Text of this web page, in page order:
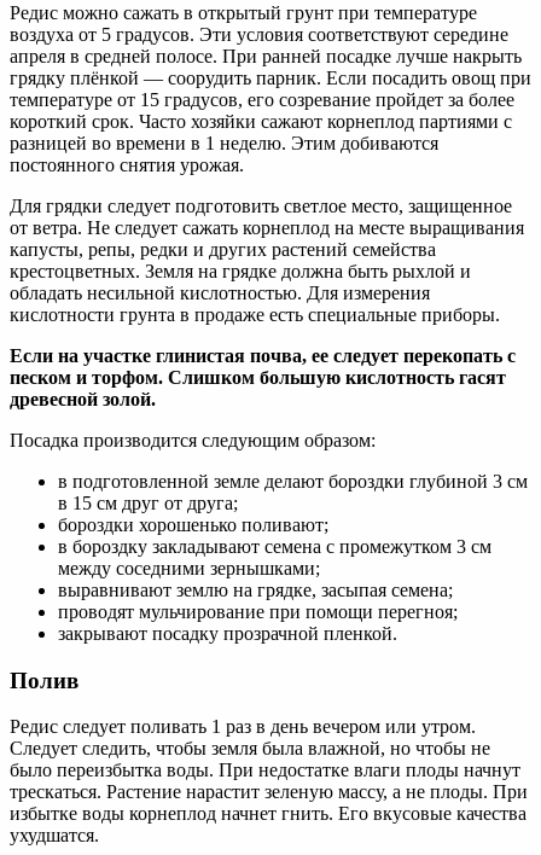
Редис можно сажать в открытый грунт при температуре
воздуха от 5 градусов. Эти условия соответствуют середине
апреля в средней полосе. При ранней посадке лучше накрыть
грядку плёнкой — соорудить парник. Если посадить овощ при
температуре от 15 градусов, его созревание пройдет за более
короткий срок. Часто хозяйки сажают корнеплод партиями с
разницей во времени в 1 неделю. Этим добиваются
постоянного снятия урожая.
Для грядки следует подготовить светлое место, защищенное
от ветра. Не следует сажать корнеплод на месте выращивания
капусты, репы, редки и других растений семейства
крестоцветных. Земля на грядке должна быть рыхлой и
обладать несильной кислотностью. Для измерения
кислотности грунта в продаже есть специальные приборы.
Если на участке глинистая почва, ее следует перекопать с
песком и торфом. Слишком большую кислотность гасят
древесной золой.
Посадка производится следующим образом:
в подготовленной земле делают бороздки глубиной 3 см
в 15 см друг от друга;
бороздки хорошенько поливают;
в бороздку закладывают семена с промежутком 3 см
между соседними зернышками;
выравнивают землю на грядке, засыпая семена;
проводят мульчирование при помощи перегноя;
закрывают посадку прозрачной пленкой.
Полив
Редис следует поливать 1 раз в день вечером или утром.
Следует следить, чтобы земля была влажной, но чтобы не
было переизбытка воды. При недостатке влаги плоды начнут
трескаться. Растение нарастит зеленую массу, а не плоды. При
избытке воды корнеплод начнет гнить. Его вкусовые качества
ухудшатся.